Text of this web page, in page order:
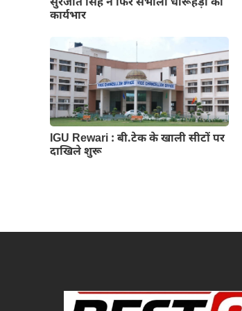
सुरजीत सिंह ने फिर संभाला धारूहेड़ा का
कार्यभार
IGU Rewari : बी.टेक के खाली सीटों पर
दाखिले शुरू